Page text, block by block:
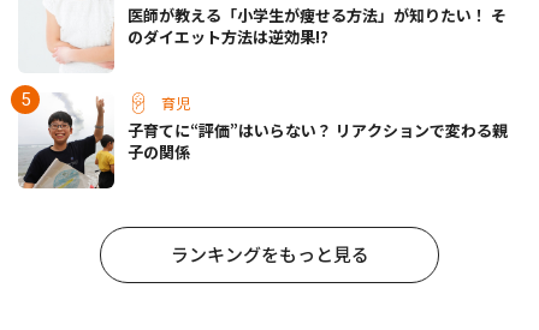
医師が教える「小学生が痩せる方法」が知りたい！ そ
のダイエット方法は逆効果!?
育児
子育てに“評価”はいらない？ リアクションで変わる親
子の関係
ランキングをもっと見る